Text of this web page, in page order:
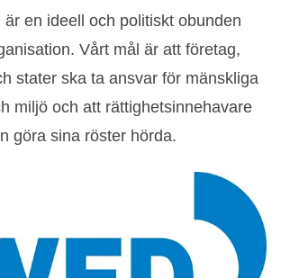
är en ideell och politiskt obunden
Vårt mål är att företag,
stater ska ta ansvar för mänskliga
miljö och att rättighetsinnehavare
göra sina röster hörda.